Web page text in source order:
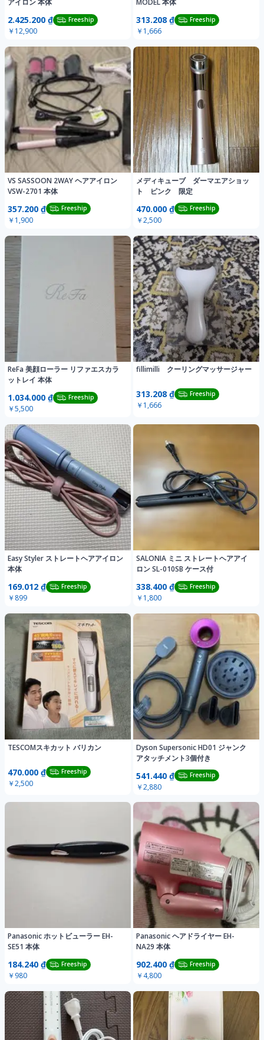
アイロン 本体
2.425.200 ₫ Freeship
￥12,900
MODEL 本体
313.208 ₫ Freeship
￥1,666
VS SASSOON 2WAY ヘアアイロン
VSW-2701 本体
357.200 ₫ Freeship
￥1,900
メディキューブ ダーマエアショッ
ト ピンク 限定
470.000 ₫ Freeship
￥2,500
ReFa 美顔ローラー リファエスカラ
ットレイ 本体
1.034.000 ₫ Freeship
￥5,500
fillimilli クーリングマッサージャー
313.208 ₫ Freeship
￥1,666
Easy Styler ストレートヘアアイロン
本体
169.012 ₫ Freeship
￥899
SALONIA ミニ ストレートヘアアイ
ロン SL-010SB ケース付
338.400 ₫ Freeship
￥1,800
TESCOMスキカット バリカン
470.000 ₫ Freeship
￥2,500
Dyson Supersonic HD01 ジャンク
アタッチメント3個付き
541.440 ₫ Freeship
￥2,880
Panasonic ホットビューラー EH-
SE51 本体
184.240 ₫ Freeship
￥980
Panasonic ヘアドライヤー EH-
NA29 本体
902.400 ₫ Freeship
￥4,800